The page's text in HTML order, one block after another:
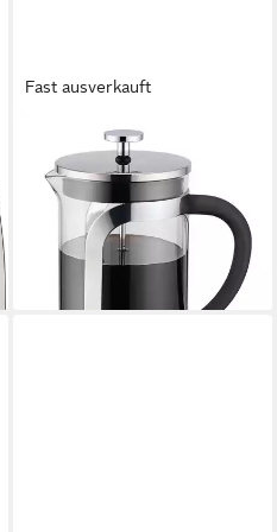
Fast ausverkauft
Kaffeekanne Pressfilterkanne
18325, 0.6 l
27,32 €
lieferbar - in 3-4 Werktagen bei dir